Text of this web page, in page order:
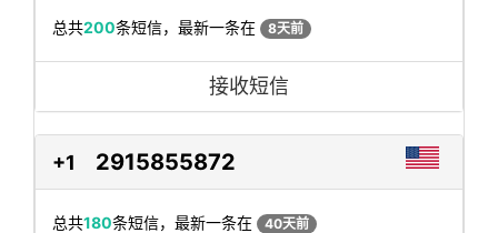
总共200条短信，最新一条在 8天前
接收短信
+1 2915855872
总共180条短信，最新一条在 40天前